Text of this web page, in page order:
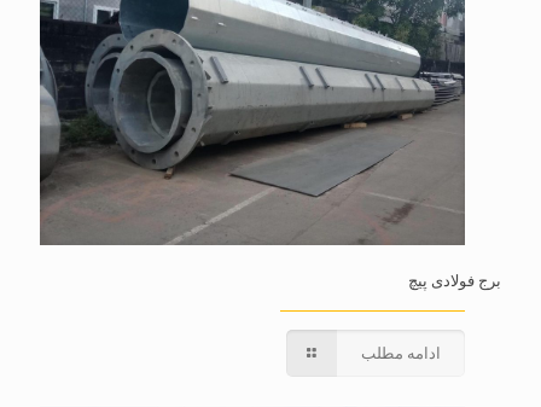
برج فولادی پیچ
ادامه مطلب